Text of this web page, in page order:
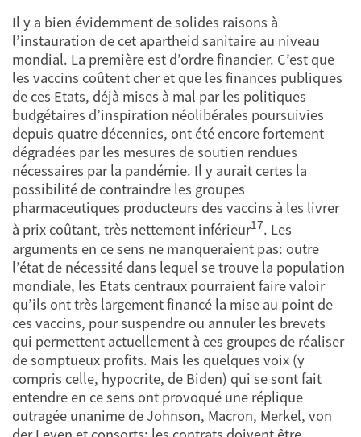
Il y a bien évidemment de solides raisons à
l’instauration de cet apartheid sanitaire au niveau
mondial. La première est d’ordre financier. C’est que
les vaccins coûtent cher et que les finances publiques
de ces Etats, déjà mises à mal par les politiques
budgétaires d’inspiration néolibérales poursuivies
depuis quatre décennies, ont été encore fortement
dégradées par les mesures de soutien rendues
nécessaires par la pandémie. Il y aurait certes la
possibilité de contraindre les groupes
pharmaceutiques producteurs des vaccins à les livrer
à prix coûtant, très nettement inférieur17. Les
arguments en ce sens ne manqueraient pas: outre
l’état de nécessité dans lequel se trouve la population
mondiale, les Etats centraux pourraient faire valoir
qu’ils ont très largement financé la mise au point de
ces vaccins, pour suspendre ou annuler les brevets
qui permettent actuellement à ces groupes de réaliser
de somptueux profits. Mais les quelques voix (y
compris celle, hypocrite, de Biden) qui se sont fait
entendre en ce sens ont provoqué une réplique
outragée unanime de Johnson, Macron, Merkel, von